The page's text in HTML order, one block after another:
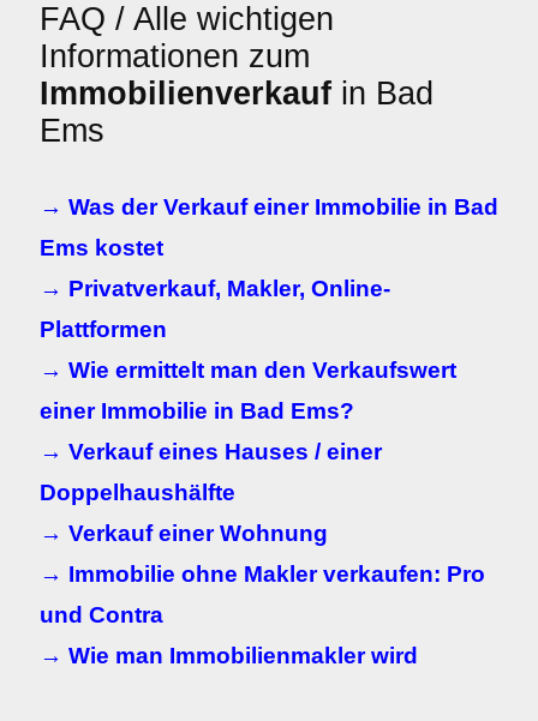
FAQ / Alle wichtigen
Informationen zum
Immobilienverkauf in Bad
Ems
→ Was der Verkauf einer Immobilie in Bad
Ems kostet
→ Privatverkauf, Makler, Online-
Plattformen
→ Wie ermittelt man den Verkaufswert
einer Immobilie in Bad Ems?
→ Verkauf eines Hauses / einer
Doppelhaushälfte
→ Verkauf einer Wohnung
→ Immobilie ohne Makler verkaufen: Pro
und Contra
→ Wie man Immobilienmakler wird